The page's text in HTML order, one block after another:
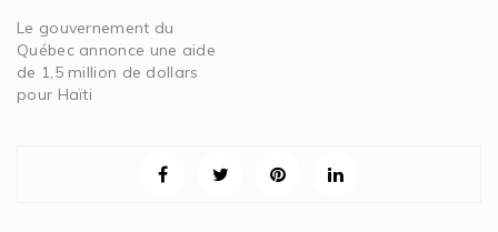
Le gouvernement du
Québec annonce une aide
de 1,5 million de dollars
pour Haïti